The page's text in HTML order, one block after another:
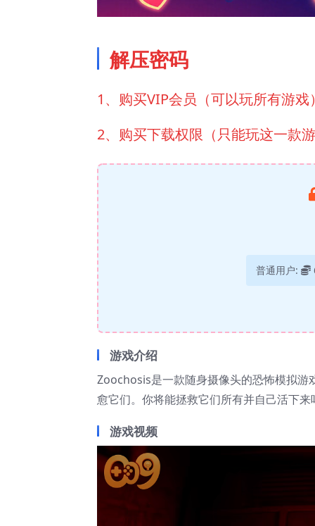
解压密码
1、购买VIP会员（可以玩所有游
2、购买下载权限（只能玩这一款
普通用户:
游戏介绍
Zoochosis是一款随身摄像头的恐怖模拟游
愈它们。你将能拯救它们所有并自己活下来
游戏视频